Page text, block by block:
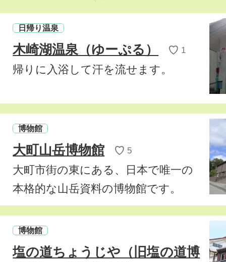
日帰り温泉
木崎湖温泉（ゆーぷる） ♡ 1
帰りに入浴して汗を流せます。
博物館
大町山岳博物館 ♡ 5
大町市街の東にある、日本で唯一の
本格的な山岳資料の博物館です。
博物館
塩の道ちょうじや（旧塩の道博